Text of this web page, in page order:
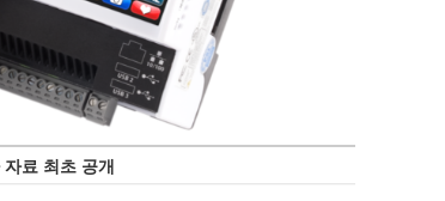
료 최초 공개